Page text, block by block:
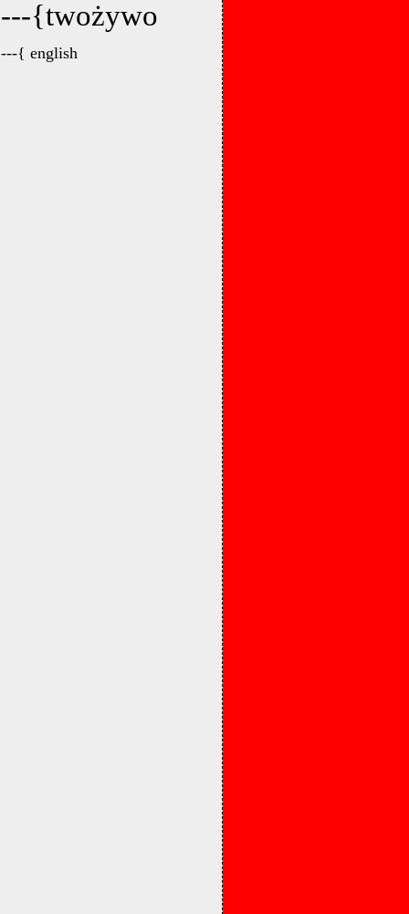
---{twożywo
---{ english